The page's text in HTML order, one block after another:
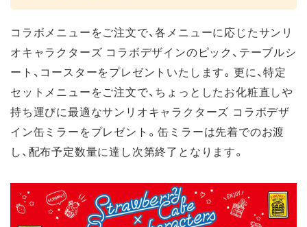
コラボメニューをご注文で、各メニューに応じたサンリ
オキャラクターズ コラボデザインのピック、テーブルシ
ート、コースターをプレゼントいたします。更に、特定
セットメニューをご注文で、ちょっとしたお化粧直しや
持ち運びに最適なサンリオキャラクターズ コラボデザ
イン缶ミラーをプレゼント。缶ミラーは先着でのお渡
し、配布予定数量に達し次第終了となります。